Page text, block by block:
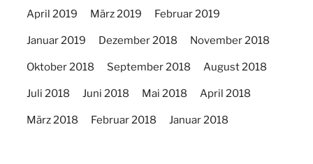
April 2019 März 2019 Februar 2019
Januar 2019 Dezember 2018 November 2018
Oktober 2018 September 2018 August 2018
Juli 2018 Juni 2018 Mai 2018 April 2018
März 2018 Februar 2018 Januar 2018